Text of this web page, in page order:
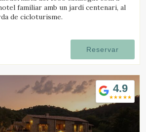
familiar amb un jardí centenari, al
de cicloturisme.
Reservar
4.9